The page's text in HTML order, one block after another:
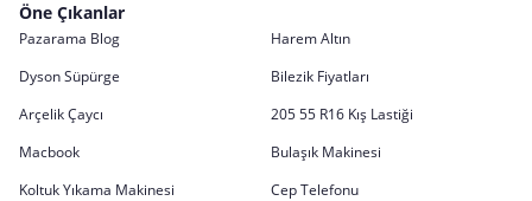
Öne Çıkanlar
Pazarama Blog
Harem Altın
Dyson Süpürge
Bilezik Fiyatları
Arçelik Çaycı
205 55 R16 Kış Lastiği
Macbook
Bulaşık Makinesi
Koltuk Yıkama Makinesi
Cep Telefonu